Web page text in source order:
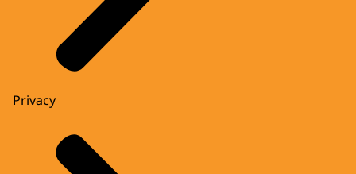
Privacy